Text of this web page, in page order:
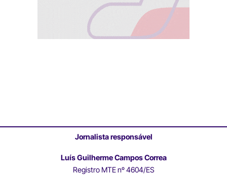
Jornalista responsável
Luís Guilherme Campos Correa
Registro MTE nº 4604/ES